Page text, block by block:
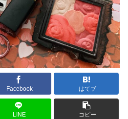
Facebook はてブ
LINE コピー